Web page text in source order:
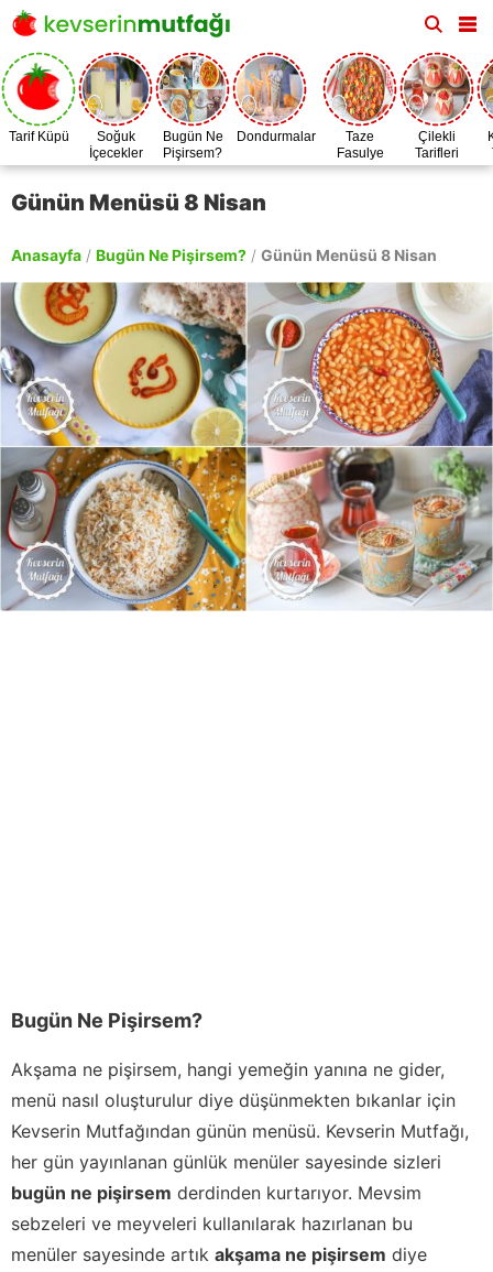
Tarif Küpü
Soğuk
İçecekler
Bugün Ne
Pişirsem?
Dondurmalar
Taze
Fasulye
Zamanı
Çilekli
Tarifleri
Günün Menüsü 8 Nisan
Anasayfa / Bugün Ne Pişirsem? / Günün Menüsü 8 Nisan
Bugün Ne Pişirsem?
Akşama ne pişirsem, hangi yemeğin yanına ne gider,
menü nasıl oluşturulur diye düşünmekten bıkanlar için
Kevserin Mutfağından günün menüsü. Kevserin Mutfağı,
her gün yayınlanan günlük menüler sayesinde sizleri
bugün ne pişirsem derdinden kurtarıyor. Mevsim
sebzeleri ve meyveleri kullanılarak hazırlanan bu
menüler sayesinde artık akşama ne pişirsem diye